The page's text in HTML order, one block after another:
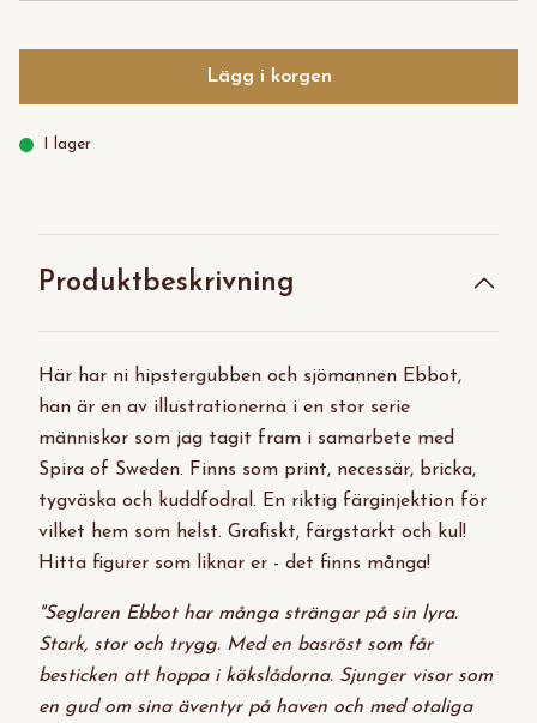
Lägg i korgen
I lager
Produktbeskrivning
Här har ni hipstergubben och sjömannen Ebbot,
han är en av illustrationerna i en stor serie
människor som jag tagit fram i samarbete med
Spira of Sweden. Finns som print, necessär, bricka,
tygväska och kuddfodral. En riktig färginjektion för
vilket hem som helst. Grafiskt, färgstarkt och kul!
Hitta figurer som liknar er - det finns många!
"Seglaren Ebbot har många strängar på sin lyra.
Stark, stor och trygg. Med en basröst som får
besticken att hoppa i kökslådorna. Sjunger visor som
en gud om sina äventyr på haven och med otaliga